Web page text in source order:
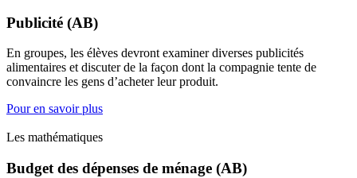
Publicité (AB)
En groupes, les élèves devront examiner diverses publicités
alimentaires et discuter de la façon dont la compagnie tente de
convaincre les gens d’acheter leur produit.
Pour en savoir plus
Les mathématiques
Budget des dépenses de ménage (AB)